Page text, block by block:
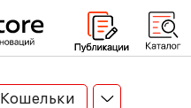
Кошельки